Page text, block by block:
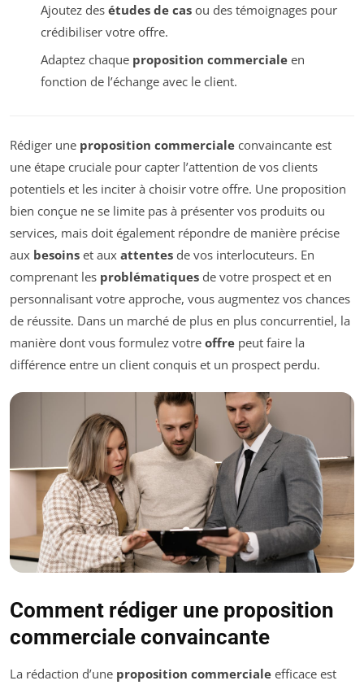
Ajoutez des études de casou des témoignages pour
crédibiliser votre offre.
Adaptez chaque proposition commercialeen
fonction de l’échange avec le client.
Rédiger une proposition commerciale convaincante est
une étape cruciale pour capter l’attention de vos clients
potentiels et les inciter à choisir votre offre. Une proposition
bien conçue ne se limite pas à présenter vos produits ou
services, mais doit également répondre de manière précise
aux besoins et aux attentes de vos interlocuteurs. En
comprenant les problématiques de votre prospect et en
personnalisant votre approche, vous augmentez vos chances
de réussite. Dans un marché de plus en plus concurrentiel, la
manière dont vous formulez votre offre peut faire la
différence entre un client conquis et un prospect perdu.
Comment rédiger une proposition
commerciale convaincante
La rédaction d’une proposition commerciale efficace est